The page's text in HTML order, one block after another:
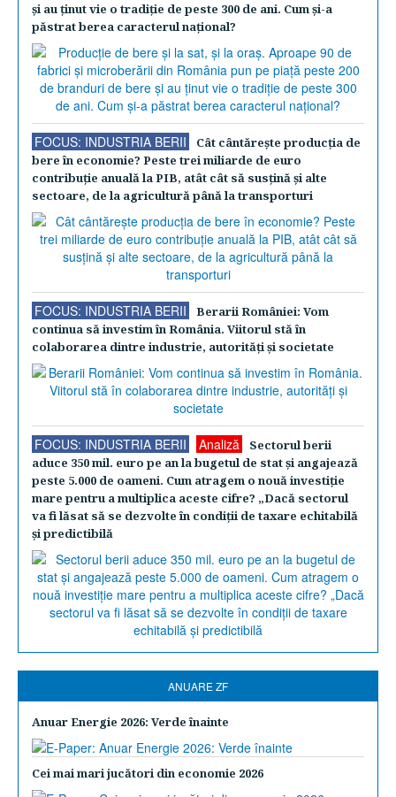
şi au ţinut vie o tradiţie de peste 300 de ani. Cum şi-a
păstrat berea caracterul naţional?
FOCUS: INDUSTRIA BERII
Cât cântăreşte producţia de
bere în economie? Peste trei miliarde de euro
contribuţie anuală la PIB, atât cât să susţină şi alte
sectoare, de la agricultură până la transporturi
FOCUS: INDUSTRIA BERII
Berarii României: Vom
continua să investim în România. Viitorul stă în
colaborarea dintre industrie, autorităţi şi societate
FOCUS: INDUSTRIA BERII Analiză
Sectorul berii
aduce 350 mil. euro pe an la bugetul de stat şi angajează
peste 5.000 de oameni. Cum atragem o nouă investiţie
mare pentru a multiplica aceste cifre? „Dacă sectorul
va fi lăsat să se dezvolte în condiţii de taxare echitabilă
şi predictibilă
ANUARE ZF
Anuar Energie 2026: Verde înainte
Cei mai mari jucători din economie 2026